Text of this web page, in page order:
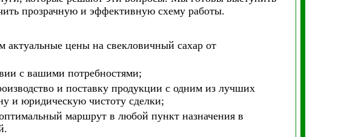
прозрачную и эффективную схему работы.
цены на свекловичный сахар от
с вашими потребностями;
и поставку продукции с одним из лучших
и юридическую чистоту сделки;
маршрут в любой пункт назначения в